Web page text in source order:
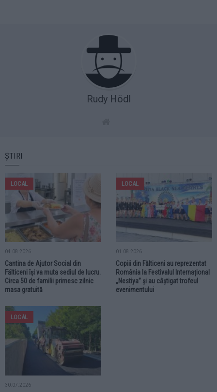
Rudy Hödl
ȘTIRI
LOCAL
04.08.2026
Cantina de Ajutor Social din
Fălticeni își va muta sediul de lucru.
Circa 50 de familii primesc zilnic
masa gratuită
LOCAL
01.08.2026
Copiii din Fălticeni au reprezentat
România la Festivalul Internațional
„Nestiya” și au câștigat trofeul
evenimentului
LOCAL
30.07.2026